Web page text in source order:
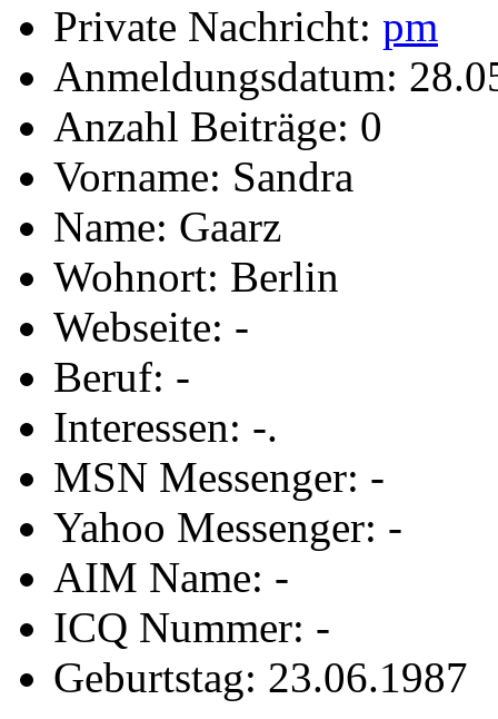
Private Nachricht: pm
Anmeldungsdatum:
Anzahl Beiträge: 0
Vorname: Sandra
Name: Gaarz
Wohnort: Berlin
Webseite: -
Beruf: -
Interessen: -.
MSN Messenger: -
Yahoo Messenger: -
AIM Name: -
ICQ Nummer: -
Geburtstag: 23.06.1987